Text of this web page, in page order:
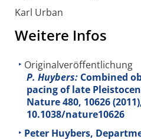
Karl Urban
Weitere Infos
Originalveröffentlichung
P. Huybers: Combined
pacing of late
Nature480, 10626
10.1038/nature10626
Peter Huybers,